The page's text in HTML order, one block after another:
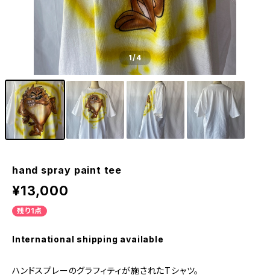
1/4
hand spray paint tee
¥13,000
残り1点
International shipping available
ハンドスプレーのグラフィティが施されたTシャツ。